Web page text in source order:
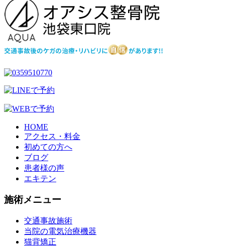
HOME
アクセス・料金
初めての方へ
ブログ
患者様の声
エキテン
施術メニュー
交通事故施術
当院の電気治療機器
猫背矯正